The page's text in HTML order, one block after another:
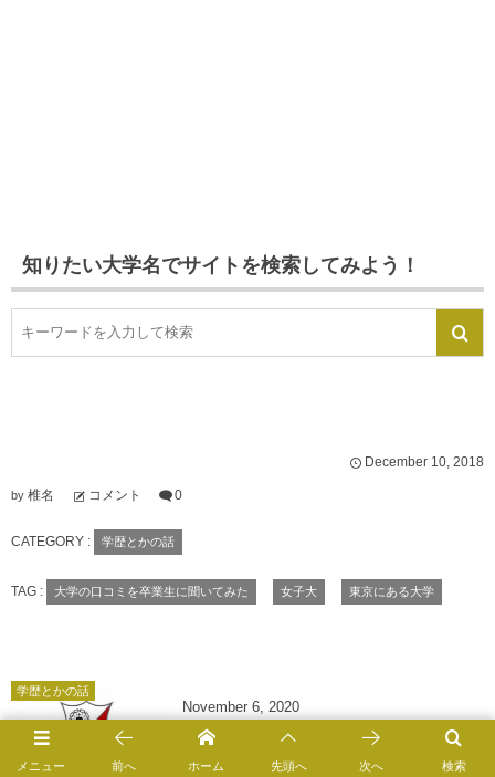
知りたい大学名でサイトを検索してみよう！
December 10 2018
by 椎名 コメント 0
CATEGORY : 学歴とかの話
TAG : 大学の口コミを卒業生に聞いてみた 女子大 東京にある大学
学歴とかの話
November 6, 2020
清泉女学院大学の評判と偏差値【長野県内のお嬢
メニュー 検索
前へ ホーム 先頭へ 次へ